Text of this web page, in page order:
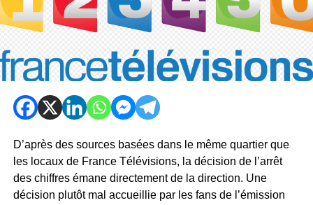
D’après des sources basées dans le même quartier que
les locaux de France Télévisions, la décision de l’arrêt
des chiffres émane directement de la direction. Une
décision plutôt mal accueillie par les fans de l’émission